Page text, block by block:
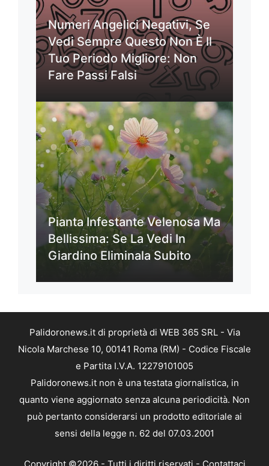
Numeri Angelici Negativi, Se
Vedi Sempre Questo Non È Il
Tuo Periodo Migliore: Non
Fare Passi Falsi
Pianta Infestante Velenosa Ma
Bellissima: Se La Vedi In
Giardino Eliminala Subito
Palidoronews.it di proprietà di WEB 365 SRL - Via
Nicola Marchese 10, 00141 Roma (RM) - Codice Fiscale
e Partita I.V.A. 12279101005
Palidoronews.it non è una testata giornalistica, in
quanto viene aggiornato senza alcuna periodicità. Non
può pertanto considerarsi un prodotto editoriale ai
sensi della legge n. 62 del 07.03.2001
Copyright ©2026 - Tutti i diritti riservati - Contattaci